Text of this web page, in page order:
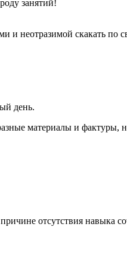
занятий!
и неотразимой скакать по
день.
материалы и фактуры,
отсутствия навыка